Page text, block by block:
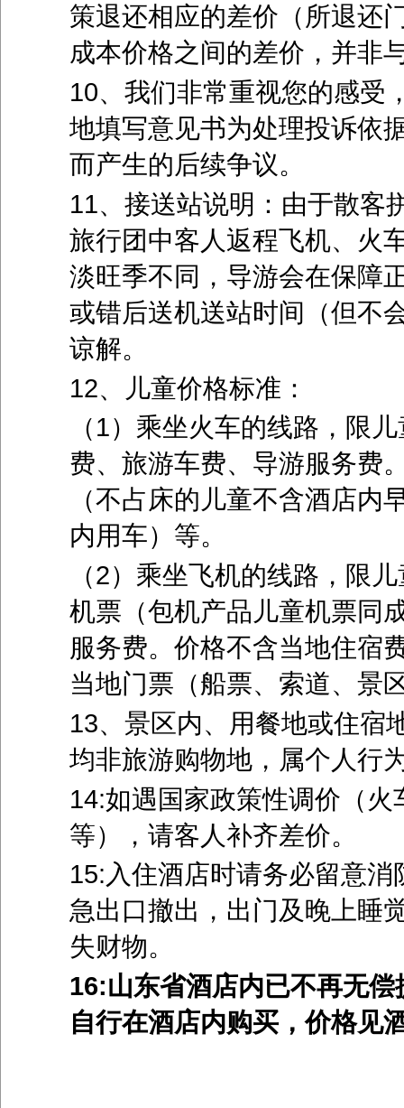
策退还相应的差价（所退还
成本价格之间的差价，并非
10、我们非常重视您的感受
地填写意见书为处理投诉依
而产生的后续争议。
11、接送站说明：由于散客
旅行团中客人返程飞机、火
淡旺季不同，导游会在保障
或错后送机送站时间（但不
谅解。
12、儿童价格标准：
（1）乘坐火车的线路，限
费、旅游车费、导游服务费
（不占床的儿童不含酒店
内用车）等。
（2）乘坐飞机的线路，限
机票（包机产品儿童机票同
服务费。价格不含当地住宿
当地门票（船票、索道、景
13、景区内、用餐地或住宿
均非旅游购物地，属个人行
14:如遇国家政策性调价（
等），请客人补齐差价。
15:入住酒店时请务必留意
急出口撤出，出门及晚上睡
失财物。
16:山东省酒店内已不再无
自行在酒店内购买，价格见